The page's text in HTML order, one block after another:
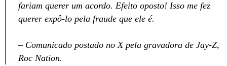
fariam querer um acordo. Efeito oposto! Isso me fez
querer expô-lo pela fraude que ele é.
– Comunicado postado no X pela gravadora de Jay-Z,
Roc Nation.